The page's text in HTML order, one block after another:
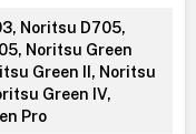
Noritsu D705,
Noritsu Green
Green II, Noritsu
Green IV,
Pro